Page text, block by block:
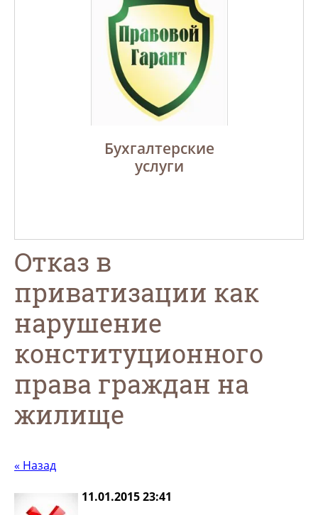
Бухгалтерские
услуги
Отказ в
приватизации как
нарушение
конституционного
права граждан на
жилище
« Назад
11.01.2015 23:41